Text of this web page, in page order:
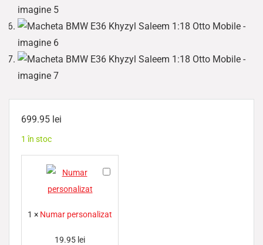
699.95 lei
1 în stoc
N
1 × Numar personalizat
19.95 lei